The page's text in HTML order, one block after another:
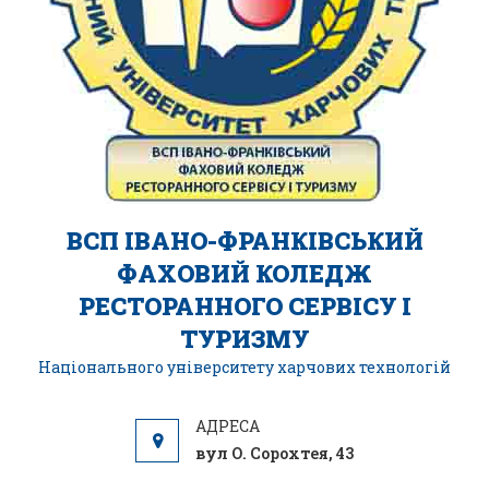
ВСП ІВАНО-ФРАНКІВСЬКИЙ
ФАХОВИЙ КОЛЕДЖ
РЕСТОРАННОГО СЕРВІСУ І
ТУРИЗМУ
Національного університету харчових технологій
вул О. Сорохтея, 43